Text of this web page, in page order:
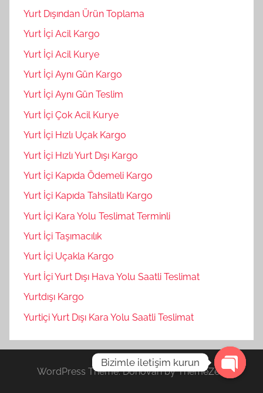
Yurt Dışından Ürün Toplama
Yurt İçi Acil Kargo
Yurt İçi Acil Kurye
Yurt İçi Aynı Gün Kargo
Yurt İçi Aynı Gün Teslim
Yurt İçi Çok Acil Kurye
Yurt İçi Hızlı Uçak Kargo
Yurt İçi Hızlı Yurt Dışı Kargo
Yurt İçi Kapıda Ödemeli Kargo
Yurt İçi Kapıda Tahsilatlı Kargo
Yurt İçi Kara Yolu Teslimat Terminli
Yurt İçi Taşımacılık
Yurt İçi Uçakla Kargo
Yurt İçi Yurt Dışı Hava Yolu Saatli Teslimat
Yurtdışı Kargo
Yurtiçi Yurt Dışı Kara Yolu Saatli Teslimat
WordPress Theme: Donovan by ThemeZee.
Bizimle iletişim kurun